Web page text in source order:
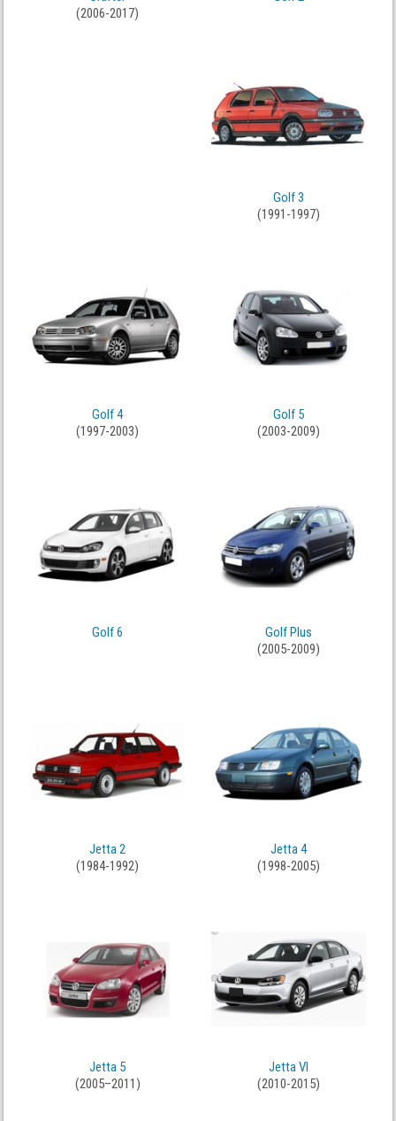
(2006-2017)
Golf 3
(1991-1997)
Golf 4
(1997-2003)
Golf 5
(2003-2009)
Golf 6
Golf Plus
(2005-2009)
Jetta 2
(1984-1992)
Jetta 4
(1998-2005)
Jetta 5
(2005–2011)
Jetta VI
(2010-2015)